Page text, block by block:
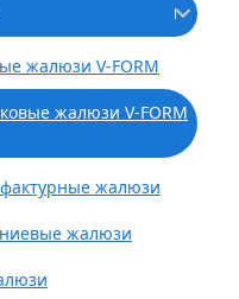
жалюзи V-FORM
жалюзи V-FORM
жалюзи
жалюзи